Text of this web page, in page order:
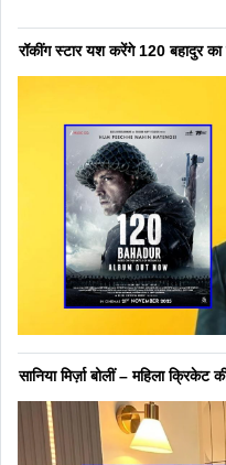
रॉकींग स्टार यश करेंगे 120 बहादुर
सानिया मिर्ज़ा बोलीं – महिला